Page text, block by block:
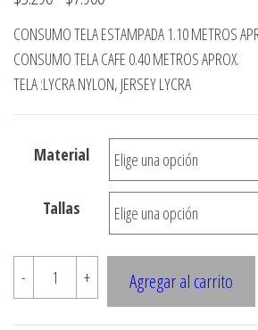
de
precios:
desde
hasta
$7.900
CONSUMO TELA ESTAMPADA 1.10 METROS
CONSUMO TELA CAFE 0.40 METROS APROX.
TELA :LYCRA NYLON, JERSEY LYCRA
Material
Tallas
-
E376
POLERA
+ Agregar al carrito